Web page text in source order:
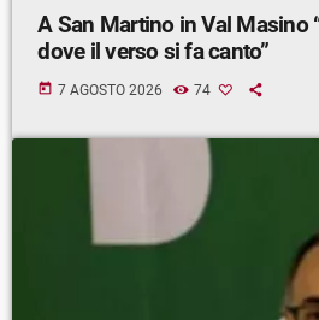
A San Martino in Val Masino
dove il verso si fa canto”
today 7 AGOSTO 2026 74